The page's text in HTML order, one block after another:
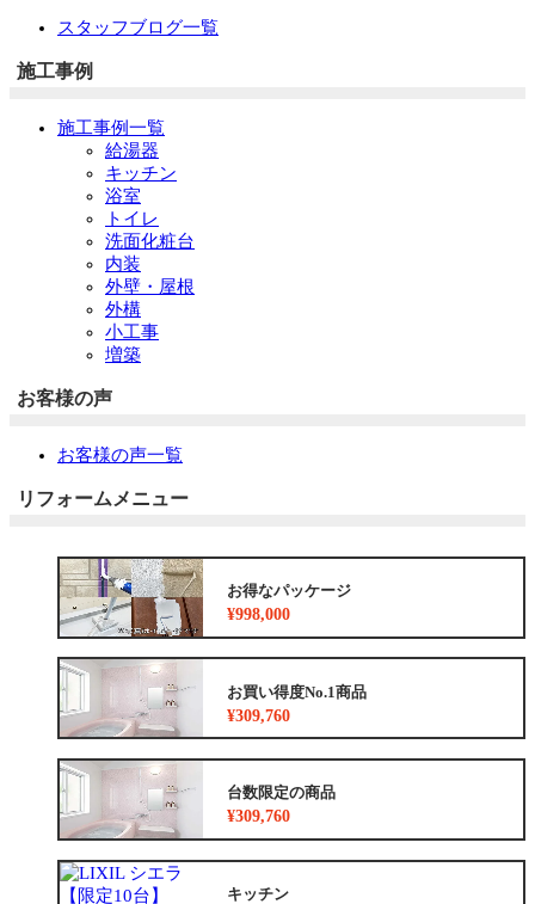
スタッフブログ一覧
施工事例
施工事例一覧
給湯器
キッチン
浴室
トイレ
洗面化粧台
内装
外壁・屋根
外構
小工事
増築
お客様の声
お客様の声一覧
リフォームメニュー
お得なパッケージ
¥998,000
お買い得度No.1商品
¥309,760
台数限定の商品
¥309,760
キッチン